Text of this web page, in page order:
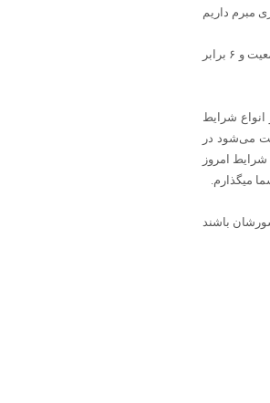
مبرم داریم
ایران اگر بخواهد ابرقدرت باشد چاره ای ندارد جز آن که با جمهوری های آسیای میانه و پاکستان و افغانستان یکپارچه شود و یک کشور با ۴۰۰ ملیون جمعیت و ۶ برابر
شرایط
می‌شود در
امروز
میگذارم.
باشند